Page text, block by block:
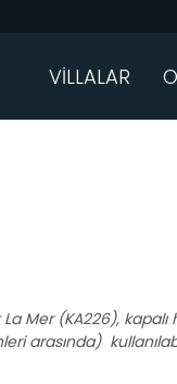
VİLLALAR
Mer (KA226),
arasında)